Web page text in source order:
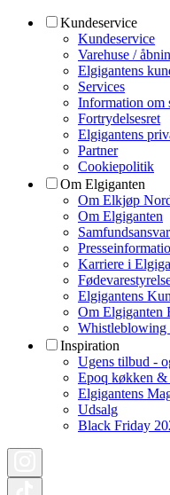
Kundeservice
Kundeservice
Varehuse /
Elgigantens
Services
Information om
Fortrydelsesret
Elgigantens
Partner
Cookiepolitik
Om Elgiganten
Om Elkjøp
Om Elgiganten
Samfundsansvar
Karriere i
Elgigantens
Om Elgiganten
Whistleblowing
Inspiration
Ugens tilbud -
Epoq køkken &
Elgigantens
Udsalg
Black Friday